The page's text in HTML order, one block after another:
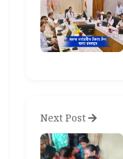
Next Post